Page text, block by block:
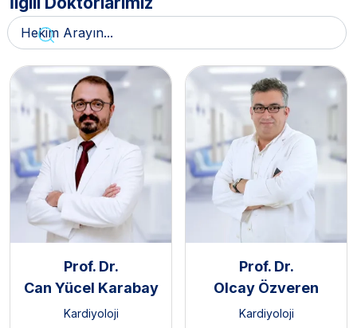
Prof. Dr.
Can Yücel Karabay
Kardiyoloji
Prof. Dr.
Olcay Özveren
Kardiyoloji